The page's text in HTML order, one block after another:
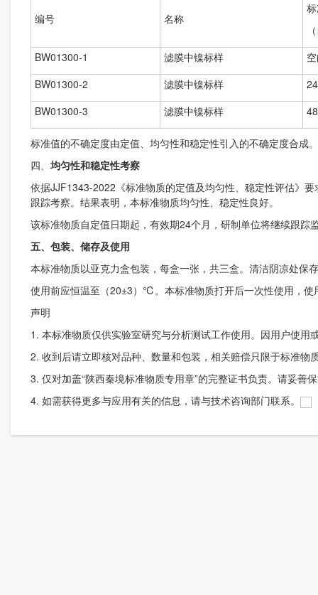
编号 名称
BW01300-1
滤膜中镍标样
BW01300-2
滤膜中镍标样
BW01300-3
滤膜中镍标样
标准值的不确定度由定值、均匀性和稳定性引入的不确定度合成。
四、 均匀性和稳定性考察
依据JJF1343-2022《标准物质的定值及均匀性、稳定性评估》
跟踪考察。结果表明，本标准物质均匀性、稳定性良好。
该标准物质自定值日期起，有效期24个月，研制单位将继续跟
五、 包装、储存及使用
本标准物质以亚克力盒包装，每盒一张，共三盒。清洁阴凉处保
使用前应恒温至（20±3）℃。本标准物质打开后一次性使用，使
声明
1. 本标准物质仅供实验室研究与分析测试工作使用。因用户使用
2. 收到后请立即核对品种、数量和包装，相关赔偿只限于标准物
3. 仅对加盖“陕西秦境标准物质专用章”的完整证书负责。请妥善
4. 如需获得更多与应用有关的信息，请与技术咨询部门联系。